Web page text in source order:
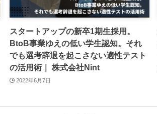
スタートアップの新卒1期生採用。
BtoB事業ゆえの低い学生認知。それ
でも選考辞退を起こさない適性テスト
の活用術｜ 株式会社Nint
2022年6月7日